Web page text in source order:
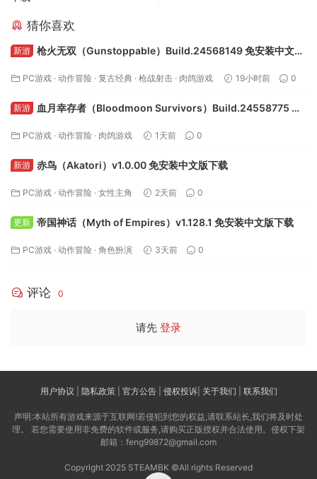
猜你喜欢
新游 枪火无双（Gunstoppable）Build.24568149 免安装中文版
PC游戏 · 动作冒险 · 复古经典 · 枪战射击 · 肉鸽游戏 19小时前 0
新游
血月幸存者（Bloodmoon Survivors）Build.24558775 免
PC游戏 · 动作冒险 · 肉鸽游戏 1天前 0
新游 赤鸟（Akatori）v1.0.00 免安装中文版下载
PC游戏 · 动作冒险 · 女性主角 2天前 0
更新 帝国神话（Myth of Empires）v1.128.1 免安装中文版下载
PC游戏 · 动作冒险 · 角色扮演 3天前 0
评论 0
请先 登录
用户协议 隐私政策| 官方公告| 侵权投诉| 关于我们 联系我们
声明:本站所有游戏来源于互联网!若侵犯到您的权益,请联系站长,我们将及时处
理。 若您需要使用非免费的软件或服务,请购买正版授权并合法使用。侵权下架
邮箱：feng99872@gmail.com
Copyright 2025 STEAMBK ©All rights Reserved